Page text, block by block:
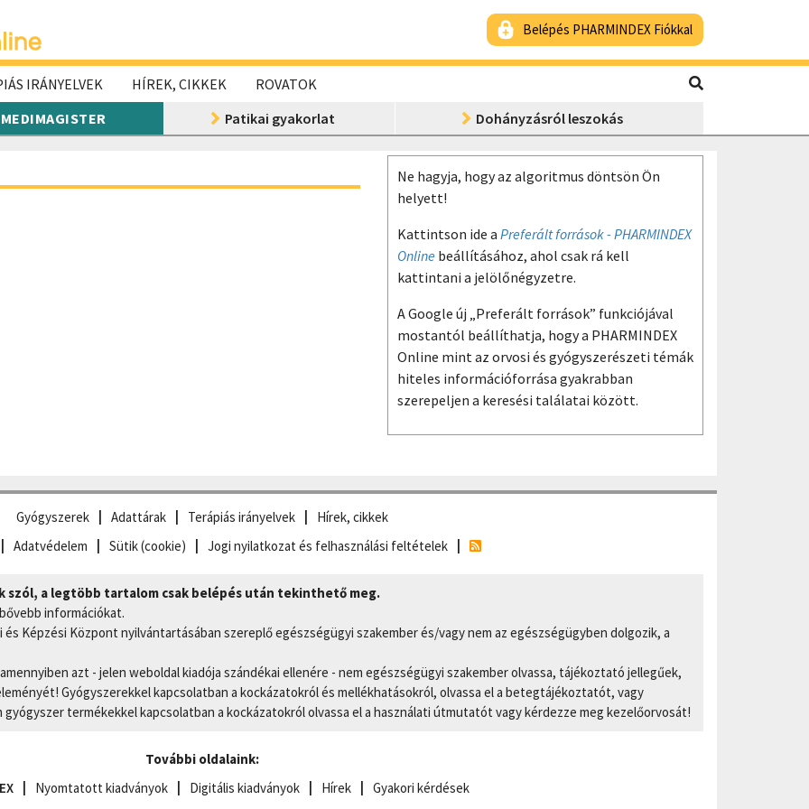
Belépés PHARMINDEX Fiókkal
IRÁNYELVEK HÍREK, CIKKEK
ROVATOK
MEDIMAGISTER
Patikai gyakorlat Dohányzásról leszokás
Ne hagyja, hogy az algoritmus döntsön Ön
helyett!
Kattintson ide a Preferált források - PHARMINDEX
Online beállításához, ahol csak rá kell
kattintani a jelölőnégyzetre.
A Google új „Preferált források” funkciójával
mostantól beállíthatja, hogy a PHARMINDEX
Online mint az orvosi és gyógyszerészeti témák
hiteles információforrása gyakrabban
szerepeljen a keresési találatai között.
Gyógyszerek Adattárak Terápiás irányelvek
Hírek, cikkek
Adatvédelem
Sütik (cookie) Jogi nyilatkozat és felhasználási feltételek
szól, a legtöbb tartalom csak belépés után tekinthető meg.
információkat.
Képzési Központ nyilvántartásában szereplő egészségügyi szakember és/vagy nem az egészségügyben dolgozik, a
azt - jelen weboldal kiadója szándékai ellenére - nem egészségügyi szakember olvassa, tájékoztató jellegűek,
Gyógyszerekkel kapcsolatban a kockázatokról és mellékhatásokról, olvassa el a betegtájékoztatót, vagy
termékekkel kapcsolatban a kockázatokról olvassa el a használati útmutatót vagy kérdezze meg kezelőorvosát!
További oldalaink:
Nyomtatott kiadványok Digitális kiadványok Hírek Gyakori kérdések